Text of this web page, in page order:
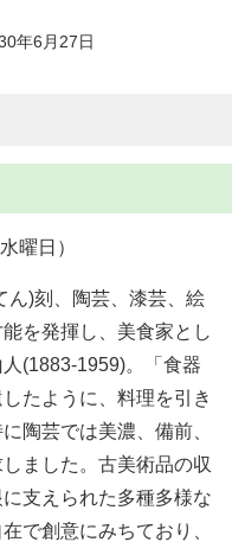
年6月27日
曜日）
ん)刻、陶芸、漆芸、絵
を発揮し、美食家とし
(1883-1959)。「食器
たように、料理を引き
陶芸では美濃、備前、
ました。古美術品の収
支えられた多種多様な
で創意にみちており、